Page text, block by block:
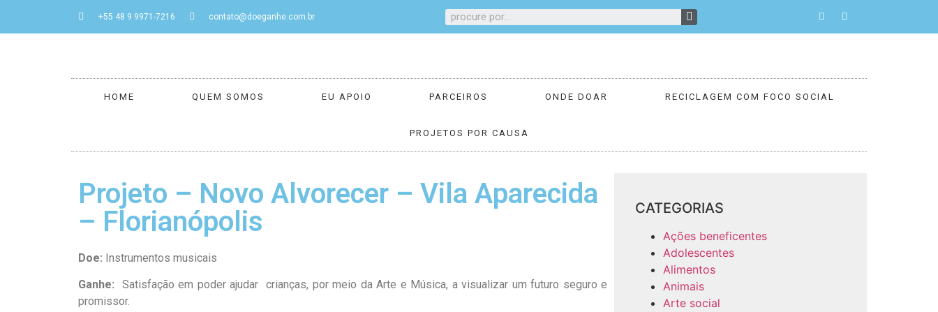
+55 48 9 9971-7216 contato@doeganhe.com.br
HOME QUEM SOMOS EU APOIO PARCEIROS ONDE DOAR RECICLAGEM COM FOCO SOCIAL
PROJETOS POR CAUSA
Projeto – Novo Alvorecer – Vila Aparecida
– Florianópolis
Doe: Instrumentos musicais
Ganhe: Satisfação em poder ajudar crianças, por meio da Arte e Música, a visualizar um futuro seguro e
promissor.
CATEGORIAS
Ações beneficentes
Adolescentes
Alimentos
Animais
Arte social